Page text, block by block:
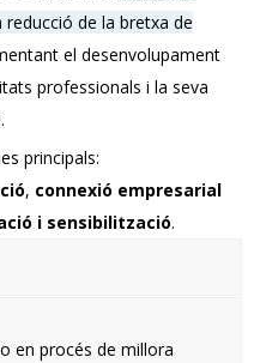
reducció de la bretxa de
el desenvolupament
professionals i la seva
principals:
, connexió empresarial
i sensibilització.
en procés de millora